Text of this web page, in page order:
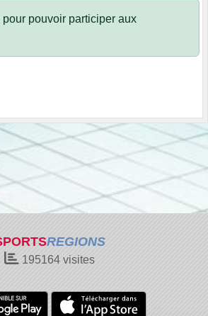
pour pouvoir participer aux
REGIONS
195164 visites